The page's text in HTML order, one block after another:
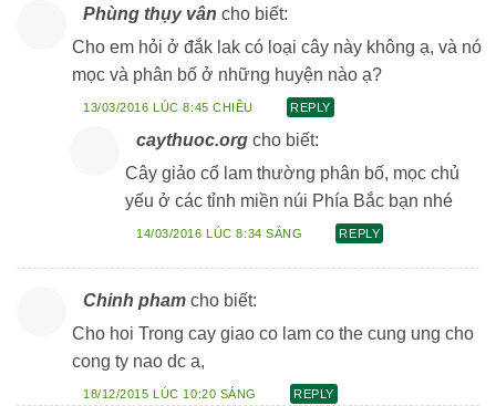
Phùng thụy vân cho biết:
Cho em hỏi ở đắk lak có loại cây này không ạ, và nó
mọc và phân bố ở những huyện nào ạ?
13/03/2016 LÚC 8:45 CHIỀU REPLY
caythuoc.org cho biết:
Cây giảo cổ lam thường phân bố, mọc chủ
yếu ở các tỉnh miền núi Phía Bắc bạn nhé
14/03/2016 LÚC 8:34 SÁNG REPLY
Chinh pham cho biết:
Cho hoi Trong cay giao co lam co the cung ung cho
cong ty nao dc a,
18/12/2015 LÚC 10:20 SÁNG REPLY